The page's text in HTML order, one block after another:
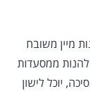
מיין משובח
ממסעדות
יוכל לישון